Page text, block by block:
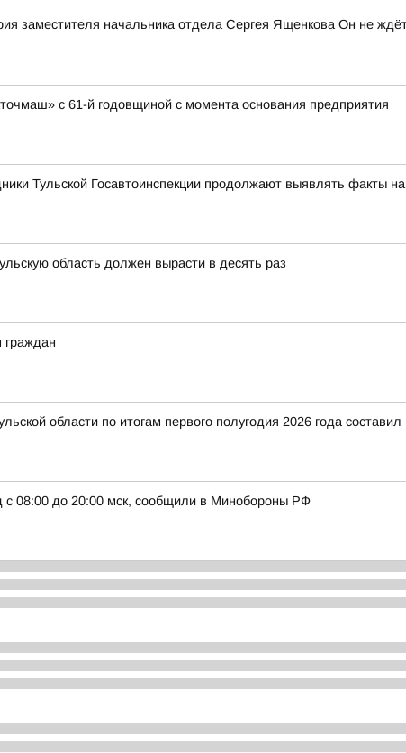
заместителя начальника отдела Сергея Ященкова Он не
с 61-й годовщиной с момента основания предприятия
Тульской Госавтоинспекции продолжают выявлять факты
область должен вырасти в десять раз
граждан
области по итогам первого полугодия 2026 года
с 08:00 до 20:00 мск, сообщили в Минобороны РФ